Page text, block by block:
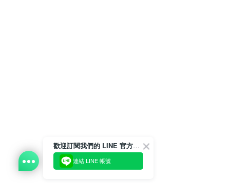
歡迎訂閱我們的 LINE 官方帳號
連結 LINE 帳號